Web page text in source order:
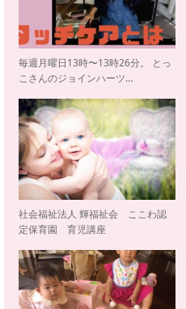
毎週月曜日13時〜13時26分。 とっ
こさんのジョインハーツ…
社会福祉法人 輝福祉会 ここわ認
定保育園 育児講座